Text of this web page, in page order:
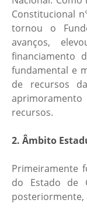
Constitucional
tornou o
avanços,
financiamento
fundamental e
de recursos
aprimoramento
recursos.
2. Âmbito
Primeiramente
do Estado de
posteriormente,